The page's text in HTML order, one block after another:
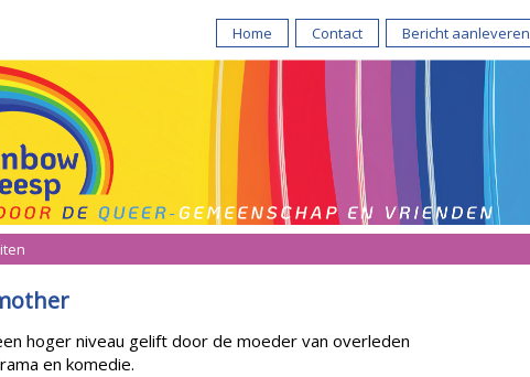
Home Contact Bericht aanleveren
hoger niveau gelift door de moeder van overleden
en komedie.